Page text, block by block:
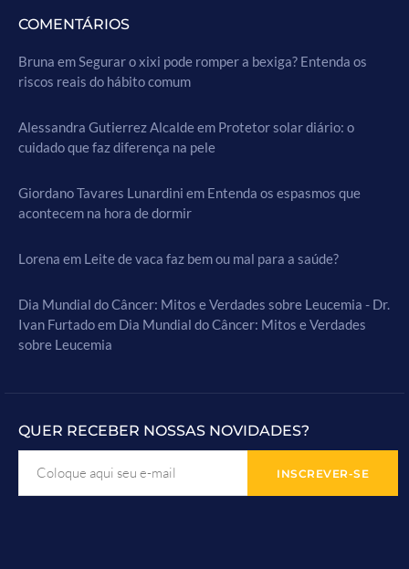
COMENTÁRIOS
Bruna emSegurar o xixi pode romper a bexiga? Entenda os
riscos reais do hábito comum
Alessandra Gutierrez Alcaldeem Protetor solar diário: o
cuidado que faz diferença na pele
Giordano Tavares Lunardini em Entenda os espasmos que
acontecem na hora de dormir
Lorena em Leite de vaca faz bem ou mal para a saúde?
Dia Mundial do Câncer: Mitos e Verdades sobre Leucemia - Dr.
Ivan Furtadoem Dia Mundial do Câncer: Mitos e Verdades
sobre Leucemia
QUER RECEBER NOSSAS NOVIDADES?